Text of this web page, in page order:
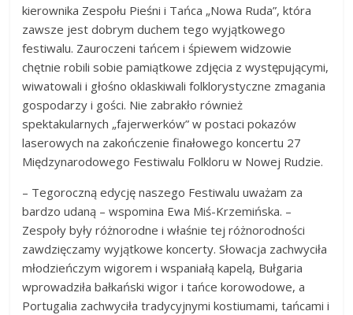
kierownika Zespołu Pieśni i Tańca „Nowa Ruda”, która
zawsze jest dobrym duchem tego wyjątkowego
festiwalu. Zauroczeni tańcem i śpiewem widzowie
chętnie robili sobie pamiątkowe zdjęcia z występującymi,
wiwatowali i głośno oklaskiwali folklorystyczne zmagania
gospodarzy i gości. Nie zabrakło również
spektakularnych „fajerwerków” w postaci pokazów
laserowych na zakończenie finałowego koncertu 27
Międzynarodowego Festiwalu Folkloru w Nowej Rudzie.
– Tegoroczną edycję naszego Festiwalu uważam za
bardzo udaną – wspomina Ewa Miś-Krzemińska. –
Zespoły były różnorodne i właśnie tej różnorodności
zawdzięczamy wyjątkowe koncerty. Słowacja zachwyciła
młodzieńczym wigorem i wspaniałą kapelą, Bułgaria
wprowadziła bałkański wigor i tańce korowodowe, a
Portugalia zachwyciła tradycyjnymi kostiumami, tańcami i